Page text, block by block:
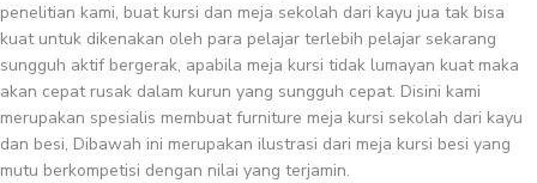
penelitian kami, buat kursi dan meja sekolah dari kayu jua tak bisa
kuat untuk dikenakan oleh para pelajar terlebih pelajar sekarang
sungguh aktif bergerak, apabila meja kursi tidak lumayan kuat maka
akan cepat rusak dalam kurun yang sungguh cepat. Disini kami
merupakan spesialis membuat furniture meja kursi sekolah dari kayu
dan besi, Dibawah ini merupakan ilustrasi dari meja kursi besi yang
mutu berkompetisi dengan nilai yang terjamin.